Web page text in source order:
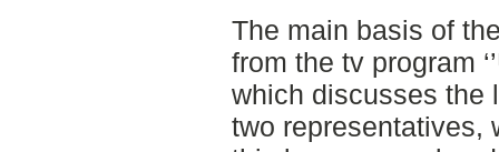
The main basis of
from the tv program
which discusses the
two representatives,